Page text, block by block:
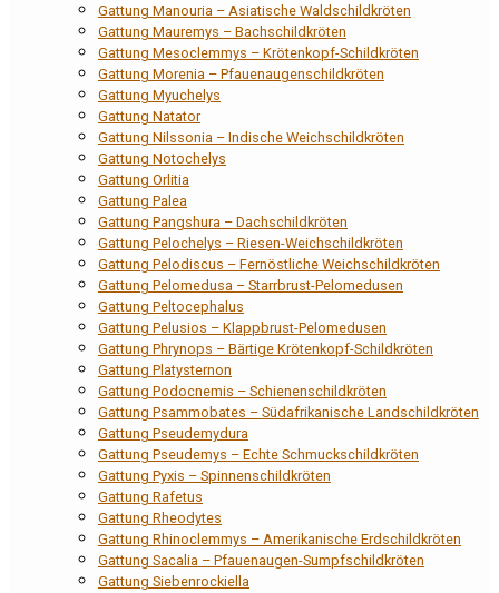
Gattung Manouria – Asiatische Waldschildkröten
Gattung Mauremys – Bachschildkröten
Gattung Mesoclemmys – Krötenkopf-Schildkröten
Gattung Morenia – Pfauenaugenschildkröten
Gattung Myuchelys
Gattung Natator
Gattung Nilssonia – Indische Weichschildkröten
Gattung Notochelys
Gattung Orlitia
Gattung Palea
Gattung Pangshura – Dachschildkröten
Gattung Pelochelys – Riesen-Weichschildkröten
Gattung Pelodiscus – Fernöstliche Weichschildkröten
Gattung Pelomedusa – Starrbrust-Pelomedusen
Gattung Peltocephalus
Gattung Pelusios – Klappbrust-Pelomedusen
Gattung Phrynops – Bärtige Krötenkopf-Schildkröten
Gattung Platysternon
Gattung Podocnemis – Schienenschildkröten
Gattung Psammobates – Südafrikanische Landschildkröten
Gattung Pseudemydura
Gattung Pseudemys – Echte Schmuckschildkröten
Gattung Pyxis – Spinnenschildkröten
Gattung Rafetus
Gattung Rheodytes
Gattung Rhinoclemmys – Amerikanische Erdschildkröten
Gattung Sacalia – Pfauenaugen-Sumpfschildkröten
Gattung Siebenrockiella